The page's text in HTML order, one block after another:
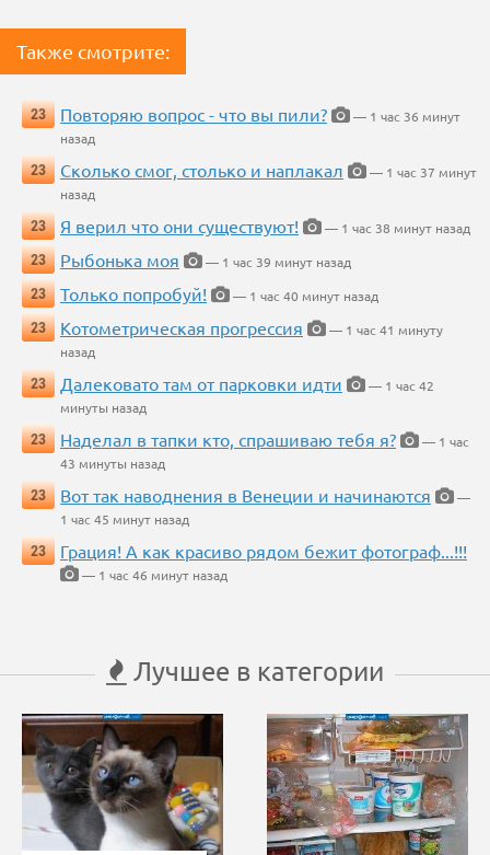
Также смотрите:
23 Повторяю вопрос - что вы пили?
— 1 час 36 минут
назад
23
Сколько смог, столько и наплакал
— 1 час 37 минут
назад
23
Я верил что они существуют!
— 1 час 38 минут назад
23
Рыбонька моя
— 1 час 39 минут назад
23
Только попробуй!
— 1 час 40 минут назад
23
Котометрическая прогрессия
— 1 час 41 минуту
назад
23
Далековато там от парковки идти
— 1 час 42
минуты назад
23
Наделал в тапки кто, спрашиваю тебя я?
— 1 час
43 минуты назад
23
Вот так наводнения в Венеции и начинаются
—
1 час 45 минут назад
23
Грация! А как красиво рядом бежит фотограф...!!!
— 1 час 46 минут назад
Лучшее в категории